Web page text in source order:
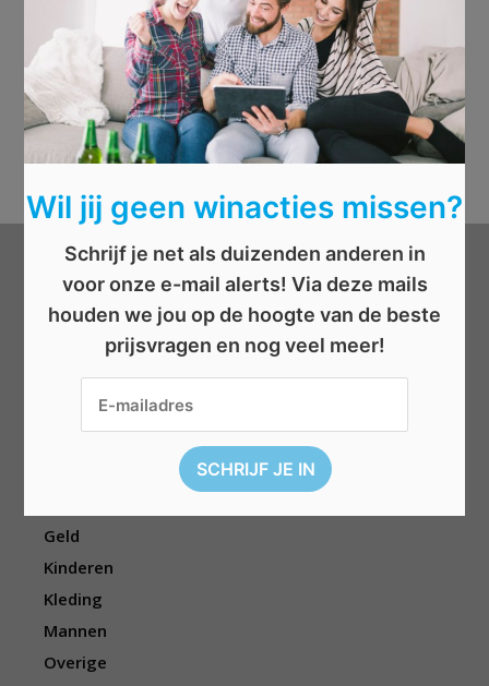
Categorieën
Boeken
Cadeau
Geld
Kinderen
Kleding
Mannen
Overige
Wil jij geen winacties missen?
Schrijf je net als duizenden anderen in
voor onze e-mail alerts! Via deze mails
houden we jou op de hoogte van de beste
prijsvragen en nog veel meer!